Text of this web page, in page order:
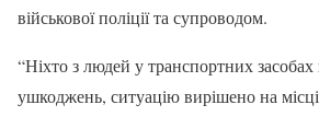
військової поліції та супроводом.
“Ніхто з людей у транспортних засобах
ушкоджень, ситуацію вирішено на